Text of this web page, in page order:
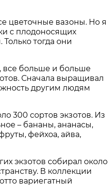
цветочные вазоны. Но я
с плодоносящих
тогда они
все больше и больше
Сначала выращивал
другим людям
300 сортов экзотов. Из
– бананы, ананасы,
фейхоа, айва,
экзотов собирал около
В коллекции
вариегатный